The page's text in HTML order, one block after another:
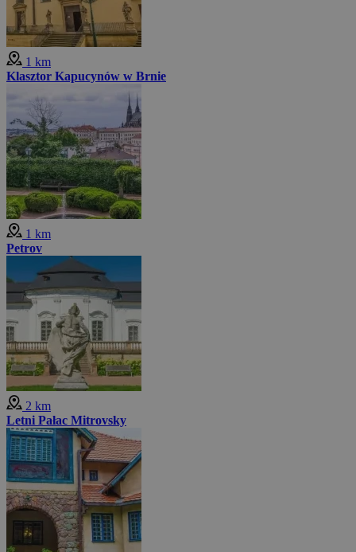
1 km
Klasztor Kapucynów w Brnie
1 km
Petrov
2 km
Letni Pałac Mitrovsky